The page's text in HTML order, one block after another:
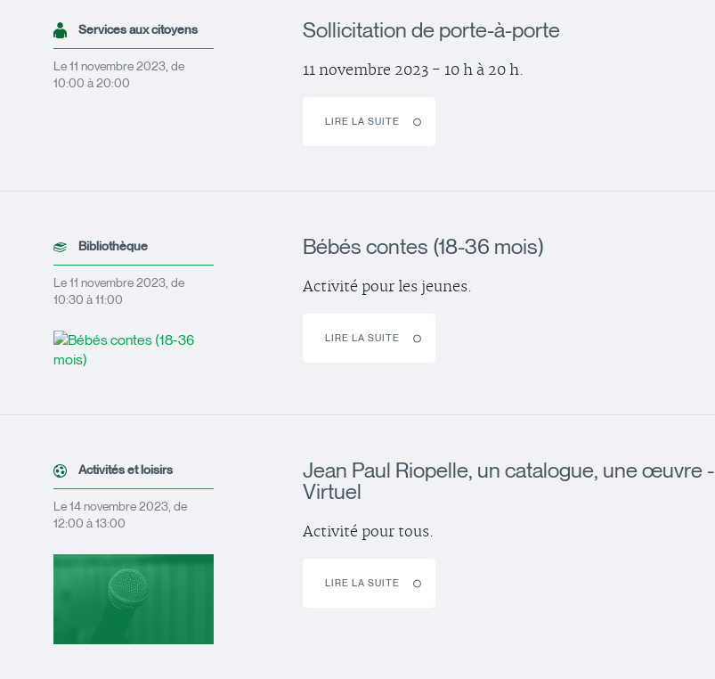
Services aux citoyens
Le 11 novembre 2023, de
10:00 à 20:00
Sollicitation de porte-à-porte
11 novembre 2023 - 10 h à 20 h.
LIRE LA SUITE
Bibliothèque
Le 11 novembre 2023, de
10:30 à 11:00
Bébés contes (18-36 mois)
Activité pour les jeunes.
LIRE LA SUITE
Activités et loisirs
Le 14 novembre 2023, de
12:00 à 13:00
Jean Paul Riopelle, un catalogue, une œuvre -
Virtuel
Activité pour tous.
LIRE LA SUITE